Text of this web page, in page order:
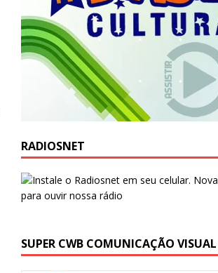
RADIOSNET
SUPER CWB COMUNICAÇÃO VISUAL